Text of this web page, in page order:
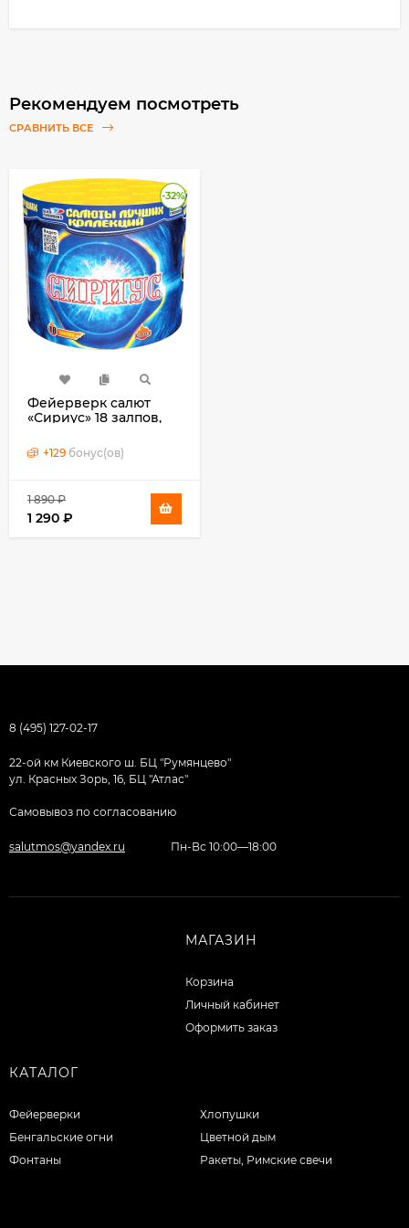
Рекомендуем посмотреть
СРАВНИТЬ ВСЕ
-32%
Фейерверк салют
«Сириус» 18 залпов,
+129 бонус(ов)
1 890₽
1 290 ₽
8 (495) 127-02-17
22-ой км Киевского ш. БЦ "Румянцево"
ул. Красных Зорь, 16, БЦ "Атлас"
Самовывоз по согласованию
salutmos@yandex.ru Пн-Вс 10:00—18:00
МАГАЗИН
Корзина
Личный кабинет
Оформить заказ
КАТАЛОГ
Фейерверки
Бенгальские огни
Фонтаны
Хлопушки
Цветной дым
Ракеты, Римские свечи